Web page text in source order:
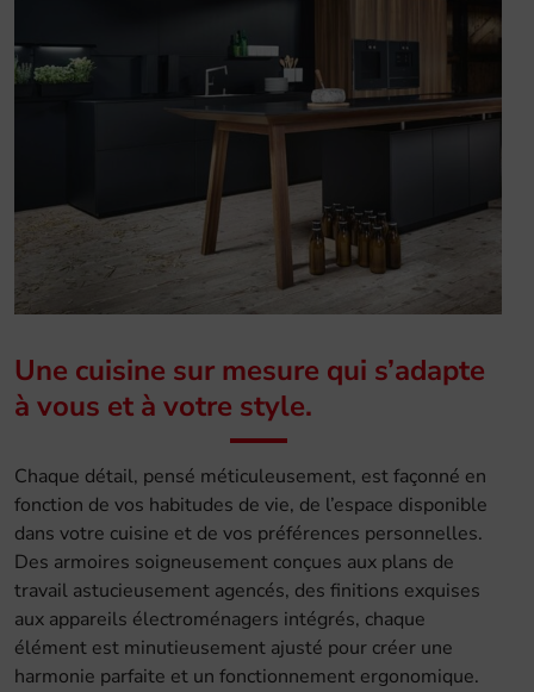
Une cuisine sur mesure qui s’adapte
à vous et à votre style.
Chaque détail, pensé méticuleusement, est façonné en
fonction de vos habitudes de vie, de l’espace disponible
dans votre cuisine et de vos préférences personnelles.
Des armoires soigneusement conçues aux plans de
travail astucieusement agencés, des finitions exquises
aux appareils électroménagers intégrés, chaque
élément est minutieusement ajusté pour créer une
harmonie parfaite et un fonctionnement ergonomique.